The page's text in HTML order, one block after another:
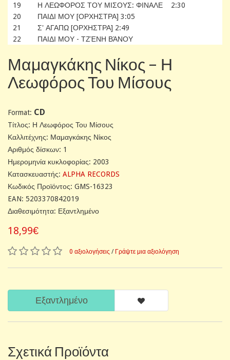
19 Η ΛΕΩΦΟΡΟΣ ΤΟΥ ΜΙΣΟΥΣ: ΦΙΝΑΛΕ 2:30
20 ΠΑΙΔΙ ΜΟΥ [ΟΡΧΗΣΤΡΑ] 3:05
21 Σ' ΑΓΑΠΩ [ΟΡΧΗΣΤΡΑ] 2:49
22 ΠΑΙΔΙ ΜΟΥ - ΤΖΈΝΗ ΒΆΝΟΥ
Μαμαγκάκης Νίκος‎ – Η
Λεωφόρος Του Μίσους
Format: CD
Tίτλος: Η Λεωφόρος Του Μίσους
Καλλιτέχνης: Μαμαγκάκης Νίκος‎
Αριθμός δίσκων: 1
Ημερομηνία κυκλοφορίας: 2003
Κατασκευαστής: ALPHA RECORDS
Κωδικός Προϊόντος: GMS-16323
EAN: 5203370842019
Διαθεσιμότητα: Εξαντλημένο
18,99€
0 αξιολογήσεις / Γράψτε μια αξιολόγηση
Εξαντλημένο
Σχετικά Προϊόντα